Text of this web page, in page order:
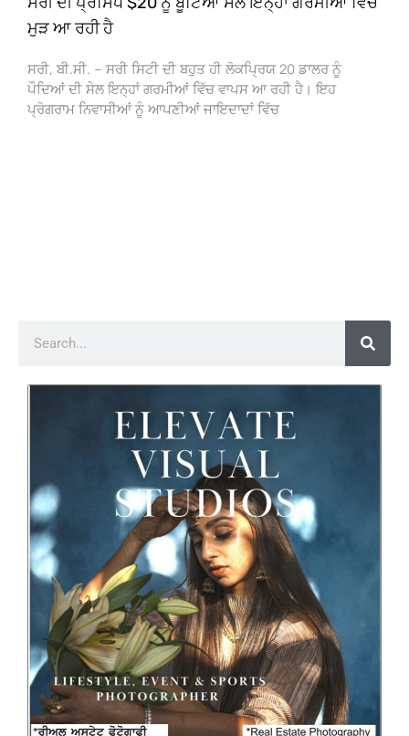
ਮੁੜ ਆ ਰਹੀ ਹੈ
ਸਰੀ, ਬੀ.ਸੀ. – ਸਰੀ ਸਿਟੀ ਦੀ ਬਹੁਤ ਹੀ ਲੋਕਪ੍ਰਿਯ 20 ਡਾਲਰ ਨੂੰ
ਪੌਦਿਆਂ ਦੀ ਸੇਲ ਇਨ੍ਹਾਂ ਗਰਮੀਆਂ ਵਿੱਚ ਵਾਪਸ ਆ ਰਹੀ ਹੈ। ਇਹ
ਪ੍ਰੋਗਰਾਮ ਨਿਵਾਸੀਆਂ ਨੂੰ ਆਪਣੀਆਂ ਜਾਇਦਾਦਾਂ ਵਿੱਚ